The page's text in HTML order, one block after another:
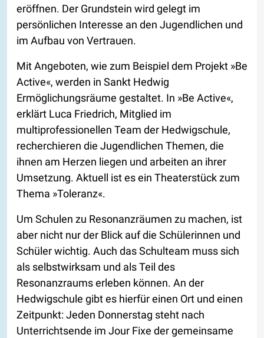
eröffnen. Der Grundstein wird gelegt im
persönlichen Interesse an den Jugendlichen und
im Aufbau von Vertrauen.
Mit Angeboten, wie zum Beispiel dem Projekt »Be
Active«, werden in Sankt Hedwig
Ermöglichungsräume gestaltet. In »Be Active«,
erklärt Luca Friedrich, Mitglied im
multiprofessionellen Team der Hedwigschule,
recherchieren die Jugendlichen Themen, die
ihnen am Herzen liegen und arbeiten an ihrer
Umsetzung. Aktuell ist es ein Theaterstück zum
Thema »Toleranz«.
Um Schulen zu Resonanzräumen zu machen, ist
aber nicht nur der Blick auf die Schülerinnen und
Schüler wichtig. Auch das Schulteam muss sich
als selbstwirksam und als Teil des
Resonanzraums erleben können. An der
Hedwigschule gibt es hierfür einen Ort und einen
Zeitpunkt: Jeden Donnerstag steht nach
Unterrichtsende im Jour Fixe der gemeinsame